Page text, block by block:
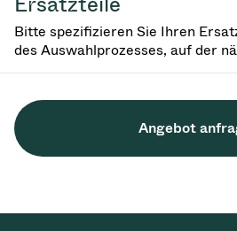
Bitte spezifizieren Sie Ihren
des Auswahlprozesses, auf der
Angebot